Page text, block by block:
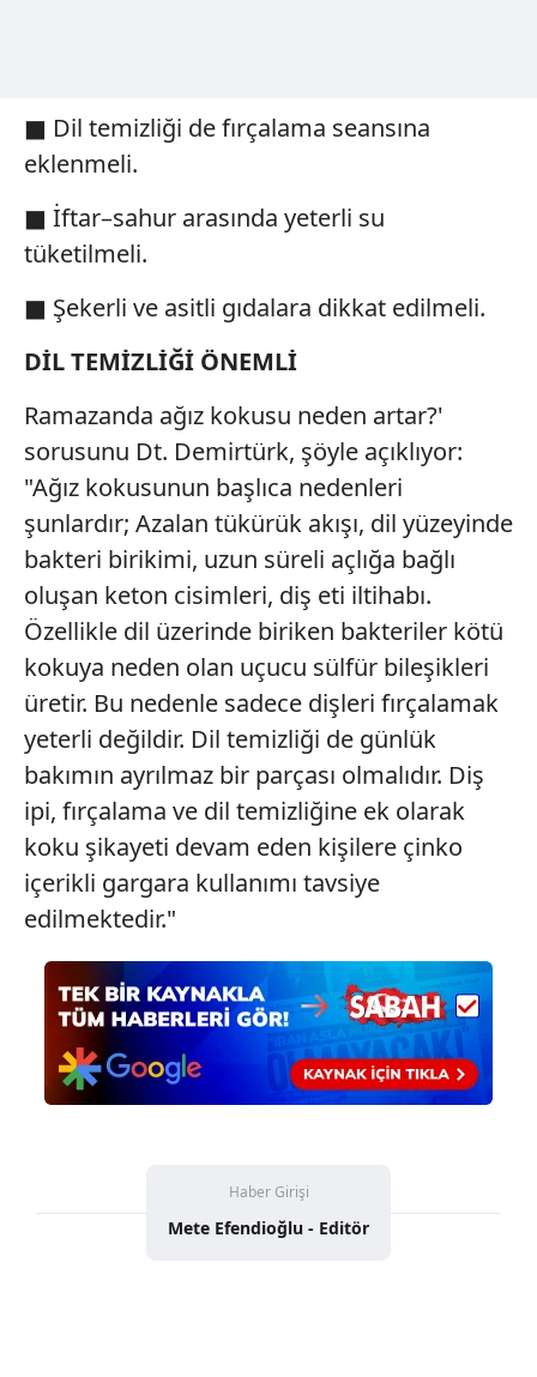
■ Dil temizliği de fırçalama seansına
eklenmeli.
■ İftar–sahur arasında yeterli su
tüketilmeli.
■ Şekerli ve asitli gıdalara dikkat edilmeli.
DİL TEMİZLİĞİ ÖNEMLİ
Ramazanda ağız kokusu neden artar?'
sorusunu Dt. Demirtürk, şöyle açıklıyor:
"Ağız kokusunun başlıca nedenleri
şunlardır; Azalan tükürük akışı, dil yüzeyinde
bakteri birikimi, uzun süreli açlığa bağlı
oluşan keton cisimleri, diş eti iltihabı.
Özellikle dil üzerinde biriken bakteriler kötü
kokuya neden olan uçucu sülfür bileşikleri
üretir. Bu nedenle sadece dişleri fırçalamak
yeterli değildir. Dil temizliği de günlük
bakımın ayrılmaz bir parçası olmalıdır. Diş
ipi, fırçalama ve dil temizliğine ek olarak
koku şikayeti devam eden kişilere çinko
içerikli gargara kullanımı tavsiye
edilmektedir."
Haber Girişi
Mete Efendioğlu - Editör